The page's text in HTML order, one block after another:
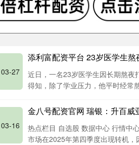
03-27
添利富配资平台 23岁医学生
近日，一名23岁医学生因长期熬夜
得知，除了学业压力，他平时经常
03-16
金八号配资官网 瑞银：升百威
热点栏目 自选股 数据中心 行情中
市场在2025年第四季度出现转机，